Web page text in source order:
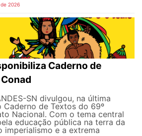
2026
Caderno de
SN divulgou, na última
Caderno de Textos do 69º
Nacional. Com o tema central
educação pública na terra da
imperialismo e a extrema